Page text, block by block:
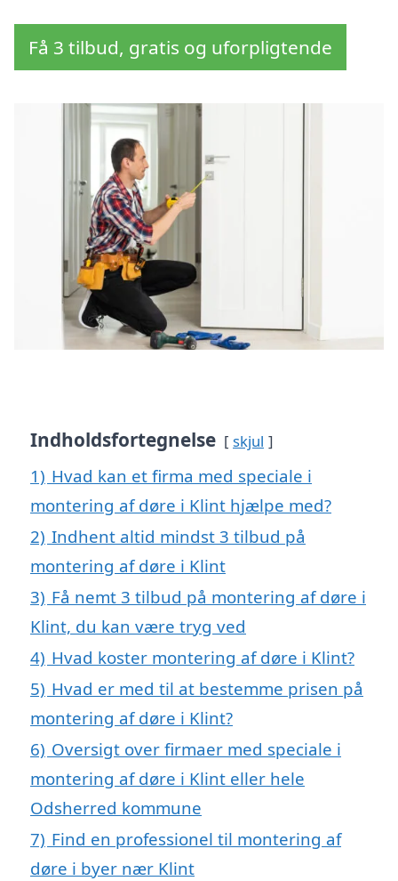
Få 3 tilbud, gratis og uforpligtende
Indholdsfortegnelse skjul
1) Hvad kan et firma med speciale i
montering af døre i Klint hjælpe med?
2) Indhent altid mindst 3 tilbud på
montering af døre i Klint
3) Få nemt 3 tilbud på montering af døre i
Klint, du kan være tryg ved
4) Hvad koster montering af døre i Klint?
5) Hvad er med til at bestemme prisen på
montering af døre i Klint?
6) Oversigt over firmaer med speciale i
montering af døre i Klint eller hele
Odsherred kommune
7) Find en professionel til montering af
døre i byer nær Klint